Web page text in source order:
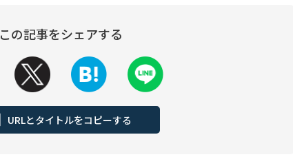
この記事をシェアする
URLとタイトルをコピーする